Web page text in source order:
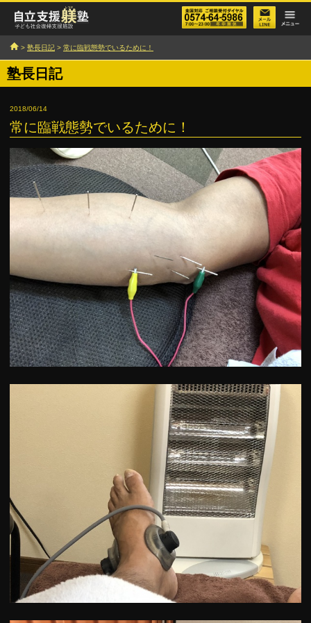
> 塾長日記 > 常に臨戦態勢でいるために！
塾長日記
2018/06/14
常に臨戦態勢でいるために！